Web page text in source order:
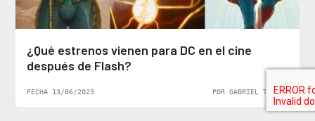
¿Qué estrenos vienen para DC en el cine
después de Flash?
FECHA 13/06/2023 POR GABRIEL TORRES